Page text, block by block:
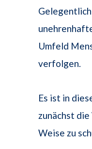
Umfeld
verfolgen.
Es ist in
zunächst
Weise zu